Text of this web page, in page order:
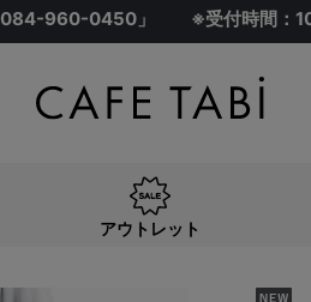
084-960-0450 」 ※受付時間：
アウトレット